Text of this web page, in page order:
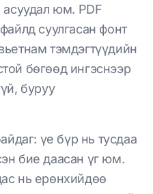
асуудал юм. PDF
суулгасан фонт
тэмдэгтүүдийн
бөгөөд ингэснээр
буруу
үе бүр нь тусдаа
бие даасан үг юм.
нь ерөнхийдөө